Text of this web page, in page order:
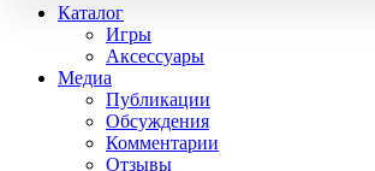
Каталог
Игры
Аксессуары
Медиа
Публикации
Обсуждения
Комментарии
Отзывы